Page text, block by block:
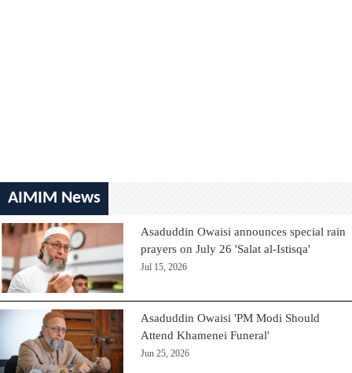
AIMIM News
Asaduddin Owaisi announces special rain
prayers on July 26 'Salat al-Istisqa'
Jul 15, 2026
Asaduddin Owaisi 'PM Modi Should
Attend Khamenei Funeral'
Jun 25, 2026